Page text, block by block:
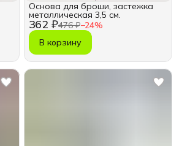
362 ₽476 ₽−24%
Основа для броши, застежка
металлическая 3,5 см.
В корзину